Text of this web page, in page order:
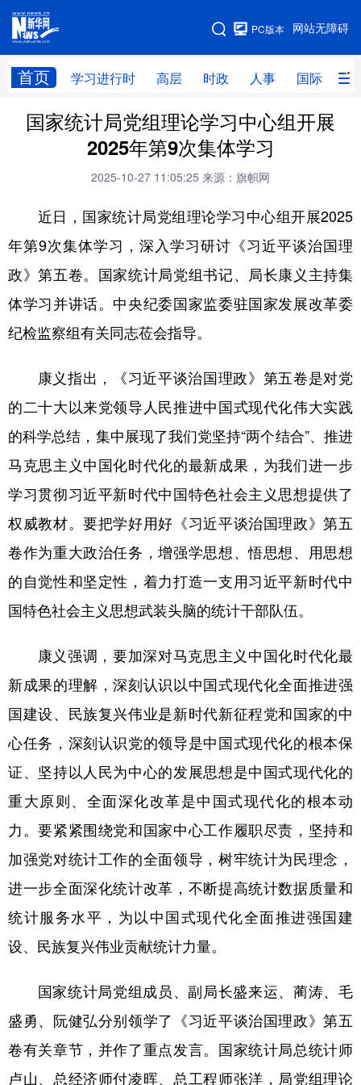
网站无障碍
PC版本
首页 学习进行时 高层 时政 人事 国际 财
网站地图
学习进行时 高层 时政 人事
财经 网评
科技 科创 量子 体育
文化 书画 健康 军事
法律 中央文件
彩票 娱乐 时尚 悦读
公益 一带一路 亚太网 上市公司
文化产业
地方频道
辽宁 吉林 上海 江苏
浙江 安徽 福建 江西
四川 贵州 云南 西藏
陕西 甘肃 青海 宁夏
新疆 内蒙古 黑龙江
多语种频道
English Español
Русский язык 日本語 한국어
Deutsch Português
国家统计局党组理论学习中心组开展
2025年第9次集体学习
2025-10-27 11:05:25 来源：旗帜网
近日，国家统计局党组理论学习中心组开展2025
年第9次集体学习，深入学习研讨《习近平谈治国理
政》第五卷。国家统计局党组书记、局长康义主持集
体学习并讲话。中央纪委国家监委驻国家发展改革委
纪检监察组有关同志莅会指导。
康义指出，《习近平谈治国理政》第五卷是对党
的二十大以来党领导人民推进中国式现代化伟大实践
的科学总结，集中展现了我们党坚持“两个结合”、推进
马克思主义中国化时代化的最新成果，为我们进一步
学习贯彻习近平新时代中国特色社会主义思想提供了
权威教材。要把学好用好《习近平谈治国理政》第五
卷作为重大政治任务，增强学思想、悟思想、用思想
的自觉性和坚定性，着力打造一支用习近平新时代中
国特色社会主义思想武装头脑的统计干部队伍。
康义强调，要加深对马克思主义中国化时代化最
新成果的理解，深刻认识以中国式现代化全面推进强
国建设、民族复兴伟业是新时代新征程党和国家的中
心任务，深刻认识党的领导是中国式现代化的根本保
证、坚持以人民为中心的发展思想是中国式现代化的
重大原则、全面深化改革是中国式现代化的根本动
力。要紧紧围绕党和国家中心工作履职尽责，坚持和
加强党对统计工作的全面领导，树牢统计为民理念，
进一步全面深化统计改革，不断提高统计数据质量和
统计服务水平，为以中国式现代化全面推进强国建
设、民族复兴伟业贡献统计力量。
国家统计局党组成员、副局长盛来运、蔺涛、毛
盛勇、阮健弘分别领学了《习近平谈治国理政》第五
卷有关章节，并作了重点发言。国家统计局总统计师
卢山、总经济师付凌晖、总工程师张洋，局党组理论